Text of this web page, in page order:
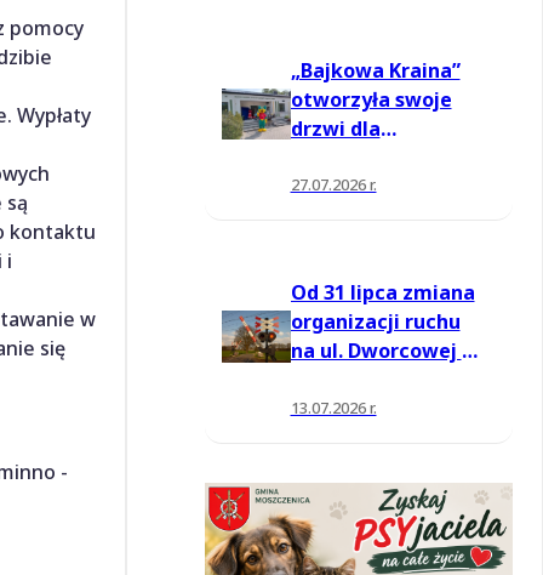
pomocy
Wypłaty
są
kontaktu
i
w
się
-
„Bajkowa Kraina”
otworzyła swoje
drzwi dla
27.07.2026 r.
Od 31 lipca zmiana
organizacji ruchu
na ul. Dworcowej w
13.07.2026 r.